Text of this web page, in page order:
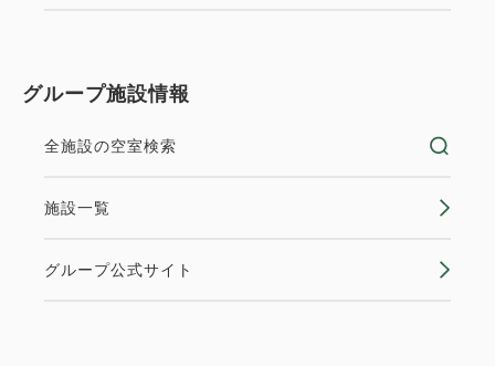
グループ施設情報
全施設の空室検索
施設一覧
グループ公式サイト